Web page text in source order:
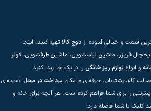
قیمت و خیالی آسوده از دوج کالاتهیه کنید. اینجا
یخچال فریزر، ماشین لباسشویی، ماشین ظرفشویی، کولر
و انواع لوازم ریز خانگی را در یک جا پیدا کنید.
کالا، پشتیبانی حرفه‌ای و امکان پرداخت در محل، تجربه‌ای
را برای شما فراهم کرده است. هر آنچه برای خانه و
کلیک با شما فاصله دارد!